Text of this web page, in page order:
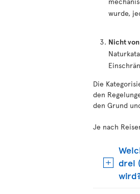
wurde,
Nicht
Die
den
den Grund
Je nach
drei